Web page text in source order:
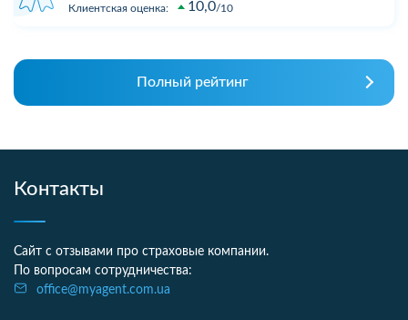
Клиентская оценка: 10,0 10
Полный рейтинг
Контакты
Сайт с отзывами про страховые компании.
По вопросам сотрудничества:
office@myagent.com.ua